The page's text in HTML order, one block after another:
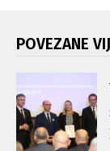
POVEZANE